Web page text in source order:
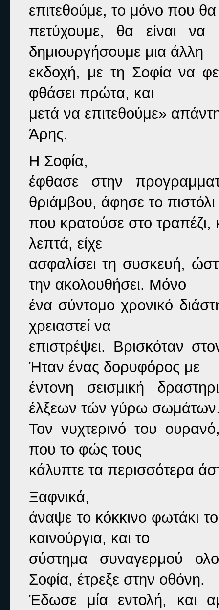
επιτεθούμε, το μόνο που θα
πετύχουμε, θα είναι να
δημιουργήσουμε μια άλλη
εκδοχή, με τη Σοφία να
φθάσει πρώτα, και
μετά να επιτεθούμε»
Άρης.
Η Σοφία,
έφθασε στην
θριάμβου, άφησε το πιστόλι
που κρατούσε στο τραπέζι,
λεπτά, είχε
ασφαλίσει τη συσκευή,
την ακολουθήσει. Μόνο
ένα σύντομο χρονικό
χρειαστεί να
επιστρέψει. Βρισκόταν
Ήταν ένας δορυφόρος με
έντονη σεισμική
έλξεων τών γύρω
Τον νυχτερινό του
που το φώς τους
κάλυπτε τα περισσότερα
Ξαφνικά,
άναψε το κόκκινο φωτάκι
καινούργια, και το
σύστημα συναγερμού
Σοφία, έτρεξε στην οθόνη.
Έδωσε μία εντολή, και